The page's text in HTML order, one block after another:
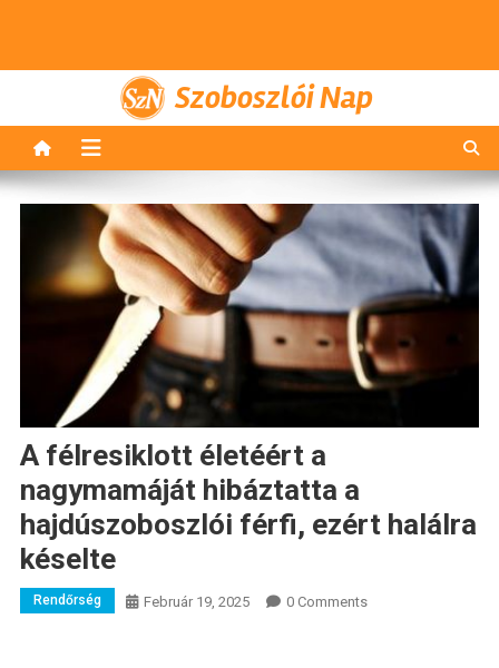
Szoboszlói Nap
A félresiklott életéért a
nagymamáját hibáztatta a
hajdúszoboszlói férfi, ezért halálra
késelte
Rendőrség Február 19, 2025 0 Comments